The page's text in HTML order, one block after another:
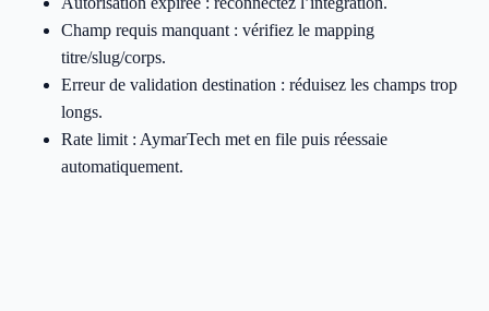
Champ requis manquant : vérifiez le mapping
titre/slug/corps.
Erreur de validation destination : réduisez les champs trop
longs.
Rate limit : AymarTech met en file puis réessaie
automatiquement.